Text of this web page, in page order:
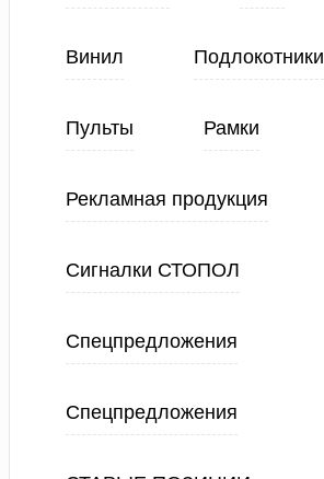
Винил Подлокотники
Пульты Рамки
Рекламная продукция
Сигналки СТОПОЛ
Спецпредложения
Спецпредложения